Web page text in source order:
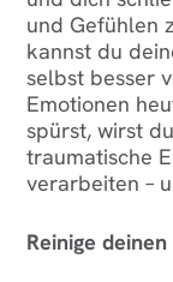
und Gefühlen
kannst du
selbst besser
Emotionen
spürst, wirst
traumatische
verarbeiten –
Reinige